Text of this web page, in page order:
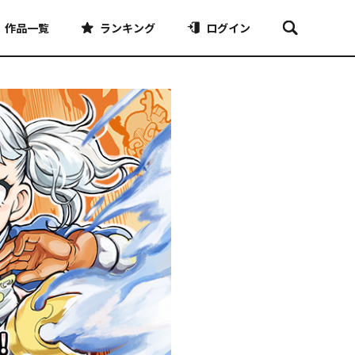
作品一覧 ランキング ログイン